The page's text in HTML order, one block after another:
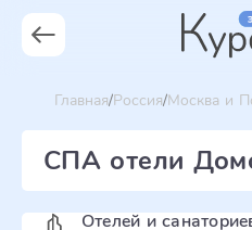
Главная Россия Москва и
СПА отели
Отелей и